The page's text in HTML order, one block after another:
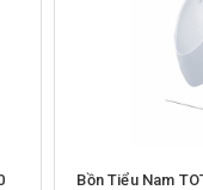
Bồn Tiểu Nam